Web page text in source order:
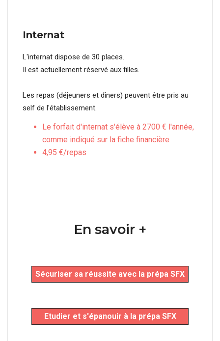
Internat
L'internat dispose de 30 places.
Il est actuellement réservé aux filles.
Les repas (déjeuners et dîners) peuvent être pris au
self de l'établissement.
Le forfait d'internat s'élève à 2700 € l'année,
comme indiqué sur la fiche financière
4,95 €/repas
En savoir +
Sécuriser sa réussite avec la prépa SFX
Etudier et s'épanouir à la prépa SFX